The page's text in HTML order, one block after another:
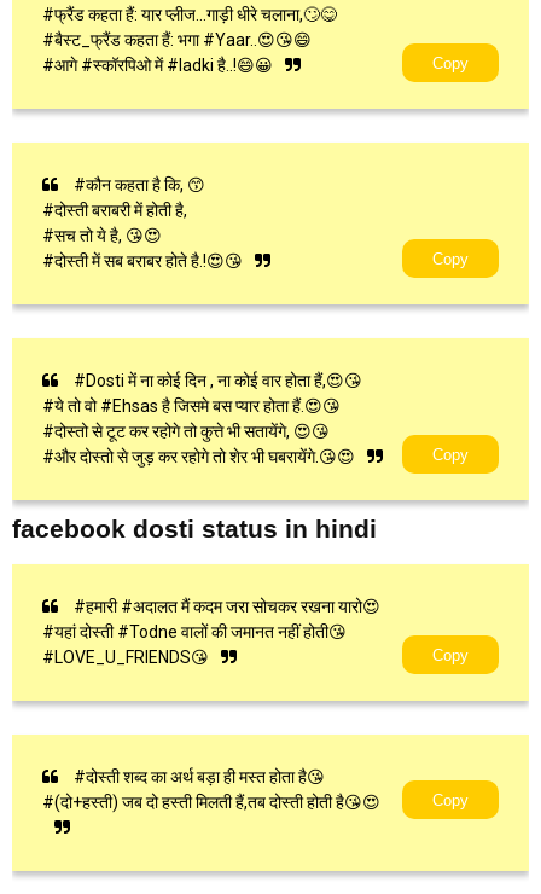
#फ्रैंड कहता हैं: यार प्लीज...गाड़ी धीरे चलाना,🙄😋
#बैस्ट_फ्रैंड कहता हैं: भगा #Yaar..😍😘😄
#आगे #स्कॉरपिओ में #ladki है..!😄😀
Copy
#कौन कहता है कि, 😙
#दोस्ती बराबरी में होती है,
#सच तो ये है, 😘😍
#दोस्ती में सब बराबर होते है.!😍😘
Copy
#Dosti में ना कोई दिन , ना कोई वार होता हैं,😍😘
#ये तो वो #Ehsas है जिसमे बस प्यार होता हैं.😍😘
#दोस्तो से टूट कर रहोगे तो कुत्ते भी सतायेंगे, 😍😘
#और दोस्तो से जुड़ कर रहोगे तो शेर भी घबरायेंगे.😘😍
Copy
facebook dosti status in hindi
#हमारी #अदालत मैं कदम जरा सोचकर रखना यारो😍
#यहां दोस्ती #Todne वालों की जमानत नहीं होती😘
#LOVE_U_FRIENDS😘
Copy
#दोस्ती शब्द का अर्थ बड़ा ही मस्त होता है😘
#(दो+हस्ती) जब दो हस्ती मिलती हैं,तब दोस्ती होती है😘😍
Copy